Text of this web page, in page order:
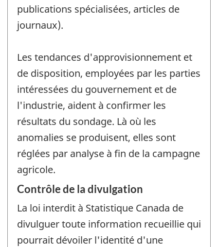
publications spécialisées, articles de
journaux).
Les tendances d'approvisionnement et
de disposition, employées par les parties
intéressées du gouvernement et de
l'industrie, aident à confirmer les
résultats du sondage. Là où les
anomalies se produisent, elles sont
réglées par analyse à fin de la campagne
agricole.
Contrôle de la divulgation
La loi interdit à Statistique Canada de
divulguer toute information recueillie qui
pourrait dévoiler l'identité d'une